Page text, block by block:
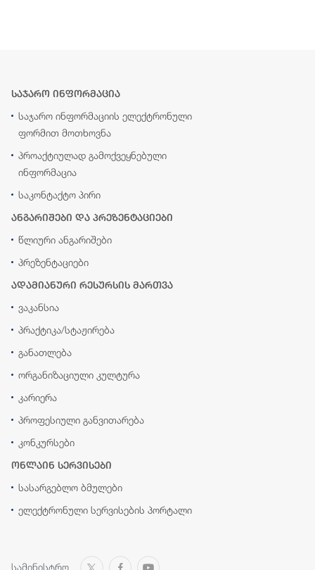
საჯარო ინფორმაცია
საჯარო ინფორმაციის ელექტრონული
ფორმით მოთხოვნა
პროაქტიულად გამოქვეყნებული
ინფორმაცია
საკონტაქტო პირი
ანგარიშები და პრეზენტაციები
წლიური ანგარიშები
პრეზენტაციები
ადამიანური რესურსის მართვა
ვაკანსია
პრაქტიკა/სტაჟირება
განათლება
ორგანიზაციული კულტურა
კარიერა
პროფესიული განვითარება
კონკურსები
ონლაინ სერვისები
სასარგებლო ბმულები
ელექტრონული სერვისების პორტალი
სამინისტრო